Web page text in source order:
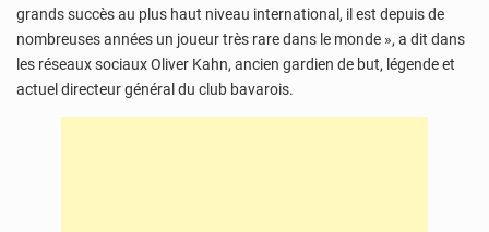
grands succès au plus haut niveau international, il est depuis de
nombreuses années un joueur très rare dans le monde », a dit dans
les réseaux sociaux Oliver Kahn, ancien gardien de but, légende et
actuel directeur général du club bavarois.